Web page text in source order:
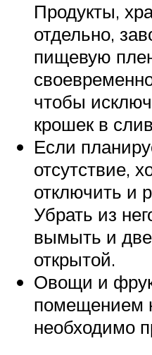
Продукты,
отдельно,
пищевую
чтобы
крошек в
Если
отсутствие,
отключить и
Убрать из
вымыть и
открытой.
Овощи и
помещением
необходимо